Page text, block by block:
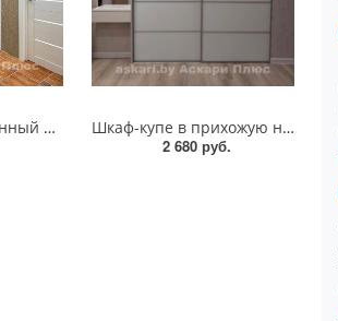
Шкаф-купе встроенный на заказ двери с ромбами от Аскари Плюс
Шкаф-купе в прихожую на заказ от askari.by в Витебске
2 680 руб.